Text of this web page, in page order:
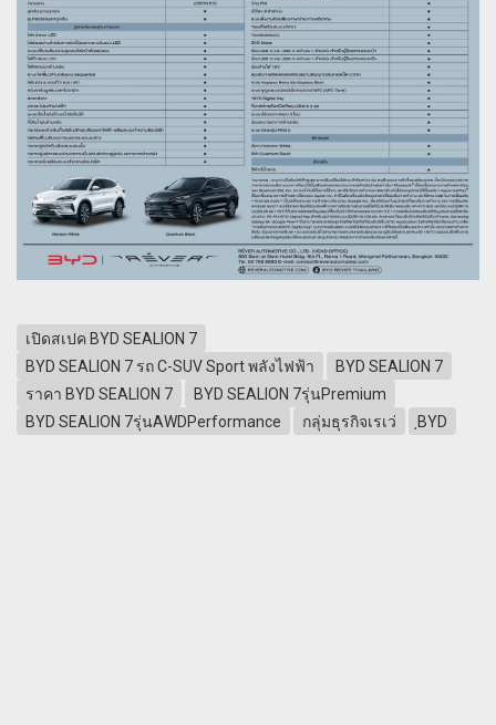
เปิดสเปค BYD SEALION 7
BYD SEALION 7 รถ C-SUV Sport พลังไฟฟ้า
BYD SEALION 7
ราคา BYD SEALION 7
BYD SEALION 7รุ่นPremium
BYD SEALION 7รุ่นAWDPerformance
กลุ่มธุรกิจเรเว่ ฺBYD